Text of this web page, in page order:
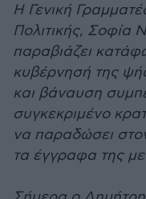
Η Γενική
Πολιτικής, Σοφία
παραβιάζει
κυβέρνησή της
και βάναυση
συγκεκριμένο
να παραδώσει
τα έγγραφα της